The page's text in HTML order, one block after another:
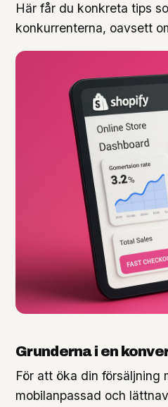
Här får du konkreta tips
konkurrenterna, oavsett
Grunderna i en
För att öka din försäljning
mobilanpassad och